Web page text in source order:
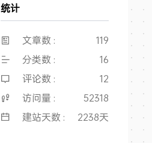
统计
文章数 :
119
分类数 :
16
评论数 :
12
访问量 :
52318
建站天数 :
2238天